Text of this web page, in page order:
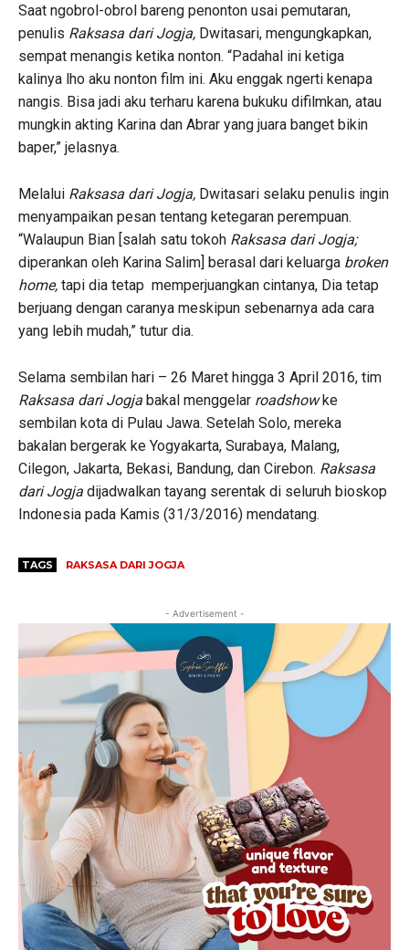
Saat ngobrol-obrol bareng penonton usai pemutaran,
penulis Raksasa dari Jogja, Dwitasari, mengungkapkan,
sempat menangis ketika nonton. “Padahal ini ketiga
kalinya lho aku nonton film ini. Aku enggak ngerti kenapa
nangis. Bisa jadi aku terharu karena bukuku difilmkan, atau
mungkin akting Karina dan Abrar yang juara banget bikin
baper,” jelasnya.
Melalui Raksasa dari Jogja, Dwitasari selaku penulis ingin
menyampaikan pesan tentang ketegaran perempuan.
“Walaupun Bian [salah satu tokoh Raksasa dari Jogja;
diperankan oleh Karina Salim] berasal dari keluarga broken
home, tapi dia tetap memperjuangkan cintanya, Dia tetap
berjuang dengan caranya meskipun sebenarnya ada cara
yang lebih mudah,” tutur dia.
Selama sembilan hari – 26 Maret hingga 3 April 2016, tim
Raksasa dari Jogja bakal menggelar roadshowke
sembilan kota di Pulau Jawa. Setelah Solo, mereka
bakalan bergerak ke Yogyakarta, Surabaya, Malang,
Cilegon, Jakarta, Bekasi, Bandung, dan Cirebon. Raksasa
dari Jogja dijadwalkan tayang serentak di seluruh bioskop
Indonesia pada Kamis (31/3/2016) mendatang.
TAGS RAKSASA DARI JOGJA
- Advertisement -